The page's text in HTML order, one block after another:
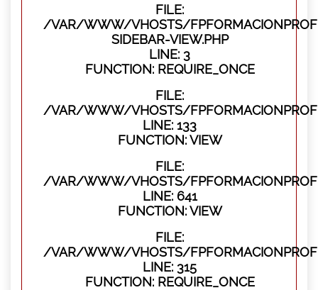
FILE:
/VAR/WWW/VHOSTS/
SIDEBAR-VIEW.PHP
LINE: 3
FUNCTION: REQUIRE_ONCE
FILE:
/VAR/WWW/VHOSTS/
LINE: 133
FUNCTION: VIEW
FILE:
/VAR/WWW/VHOSTS/
LINE: 641
FUNCTION: VIEW
FILE:
/VAR/WWW/VHOSTS/
LINE: 315
FUNCTION: REQUIRE_ONCE